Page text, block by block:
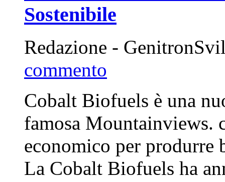
Sostenibile
Redazione -
commento
Cobalt Biofuels è una
famosa Mountainviews.
economico per produrre
La Cobalt Biofuels ha